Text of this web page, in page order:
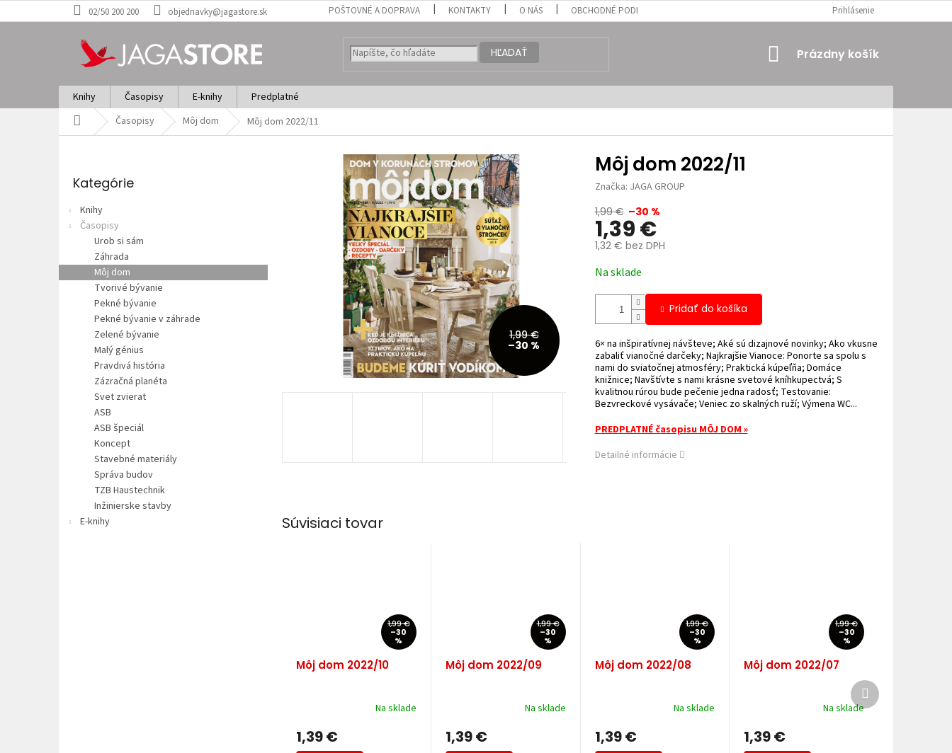
Prejsť
02/50 200 200 objednavky@jagastore.sk POŠTOVNÉ A DOPRAVA KONTAKTY O NÁS OBCHODNÉ PODMIENKY Prihlásenie
HĽADAŤ
NÁKUPNÝ
Prázdny košík
Knihy Časopisy E-knihy
Predplatné
Domov Časopisy Môj dom Môj dom 2022/11
e
l
kategórie
Kategórie
Knihy
Časopisy
Urob si sám
Záhrada
Môj dom
Tvorivé bývanie
Pekné bývanie
Pekné bývanie v záhrade
Zelené bývanie
Malý génius
Pravdivá história
Zázračná planéta
Svet zvierat
ASB
ASB špeciál
Koncept
Stavebné materiály
Správa budov
TZB Haustechnik
Inžinierske stavby
E-knihy
1,99 €
–30 %
Môj dom 2022/11
Značka: JAGA GROUP
1,99 € –30 %
1,39 €
1,32 € bez DPH
cena:
Na sklade
Pridať do košíka
6× na inšpiratívnej návšteve; Aké sú dizajnové novinky; Ako vkusne
zabaliť vianočné darčeky; Najkrajšie Vianoce: Ponorte sa spolu s
nami do sviatočnej atmosféry; Praktická kúpeľňa; Domáce
knižnice; Navštívte s nami krásne svetové kníhkupectvá; S
kvalitnou rúrou bude pečenie jedna radosť; Testovanie:
Bezvreckové vysávače; Veniec zo skalných ruží; Výmena WC...
PREDPLATNÉ časopisu MÔJ DOM »
Detailné informácie
Súvisiaci tovar
1,99 €
–30
%
Môj dom 2022/10
Na sklade
1,39 €
1,99 €
–30
%
Môj dom 2022/09
Na sklade
1,39 €
1,99 €
–30
%
Môj dom 2022/08
Na sklade
1,39 €
1,99 €
–30
%
Môj dom 2022/07
Na sklade
1,39 €
Ďalší
produkt